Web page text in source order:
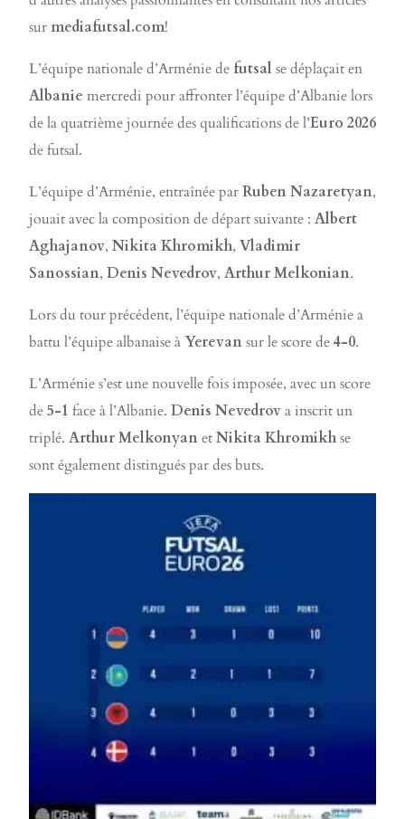
sur mediafutsal.com!
L’équipe nationale d’Arménie de futsal se déplaçait en
Albanie mercredi pour affronter l’équipe d’Albanie lors
de la quatrième journée des qualifications de l’Euro 2026
de futsal.
L’équipe d’Arménie, entraînée parRuben Nazaretyan,
jouait avec la composition de départ suivante : Albert
Aghajanov, Nikita Khromikh, Vladimir
Sanossian, Denis Nevedrov, Arthur Melkonian.
Lors du tour précédent, l’équipe nationale d’Arménie a
battu l’équipe albanaise àYerevansur le score de4-0.
L’Arménie s’est une nouvelle fois imposée, avec un score
de5-1 face à l’Albanie. Denis Nevedrova inscrit un
triplé. Arthur MelkonyanetNikita Khromikhse
sont également distingués par des buts.